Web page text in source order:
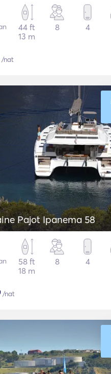
44 ft
13 m
8 4
/nat
Pajot Ipanema 58
58 ft
18 m
8 4
/nat